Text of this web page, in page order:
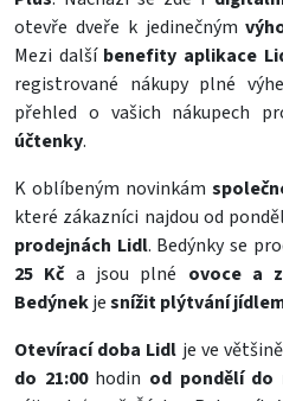
otevře dveře k jedinečným
Mezi další benefity aplikace
registrované nákupy plné
přehled o vašich nákupech
účtenky.
K oblíbeným novinkám
které zákazníci najdou od
prodejnách Lidl. Bedýnky se
25 Kča jsou plné ovoce a
Bedýnekjesnížit plýtvání
Otevírací doba Lidl je ve
do 21:00hodin od pondělí do